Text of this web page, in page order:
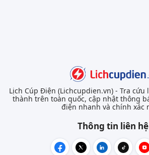
Lịch Cúp Điện (Lichcupdien.vn) - Tra
thành trên toàn quốc, cập nhật thông
điện nhanh và chính xác
Thông tin liên hệ